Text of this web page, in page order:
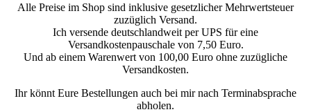
Alle Preise im Shop sind inklusive gesetzlicher Mehrwertsteuer
zuzüglich Versand.
Ich versende deutschlandweit per UPS für eine
Versandkostenpauschale von 7,50 Euro.
Und ab einem Warenwert von 100,00 Euro ohne zuzügliche
Versandkosten.
Ihr könnt Eure Bestellungen auch bei mir nach Terminabsprache
abholen.